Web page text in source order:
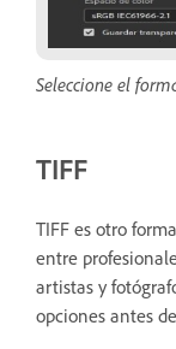
Seleccione el
TIFF
TIFF es otro
entre
artistas y
opciones antes